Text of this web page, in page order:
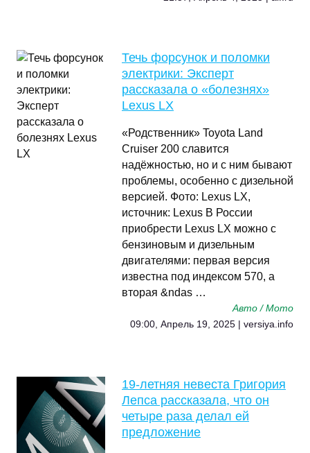
Течь форсунок и поломки
электрики: Эксперт
рассказала о «болезнях»
Lexus LX
«Родственник» Toyota Land
Cruiser 200 славится
надёжностью, но и с ним бывают
проблемы, особенно с дизельной
версией. Фото: Lexus LX,
источник: Lexus В России
приобрести Lexus LX можно с
бензиновым и дизельным
двигателями: первая версия
известна под индексом 570, а
вторая &ndas …
Авто / Мото
09:00, Апрель 19, 2025 | versiya.info
19-летняя невеста Григория
Лепса рассказала, что он
четыре раза делал ей
предложение